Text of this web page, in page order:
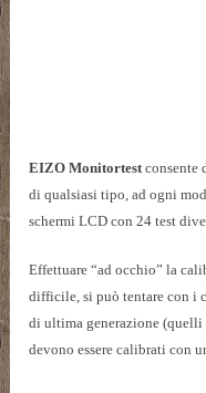
EIZO Monitortestconsente
di qualsiasi tipo, ad ogni
schermi LCD con 24 test
Effettuare “ad occhio” la
difficile, si può tentare con i
di ultima generazione
devono essere calibrati con